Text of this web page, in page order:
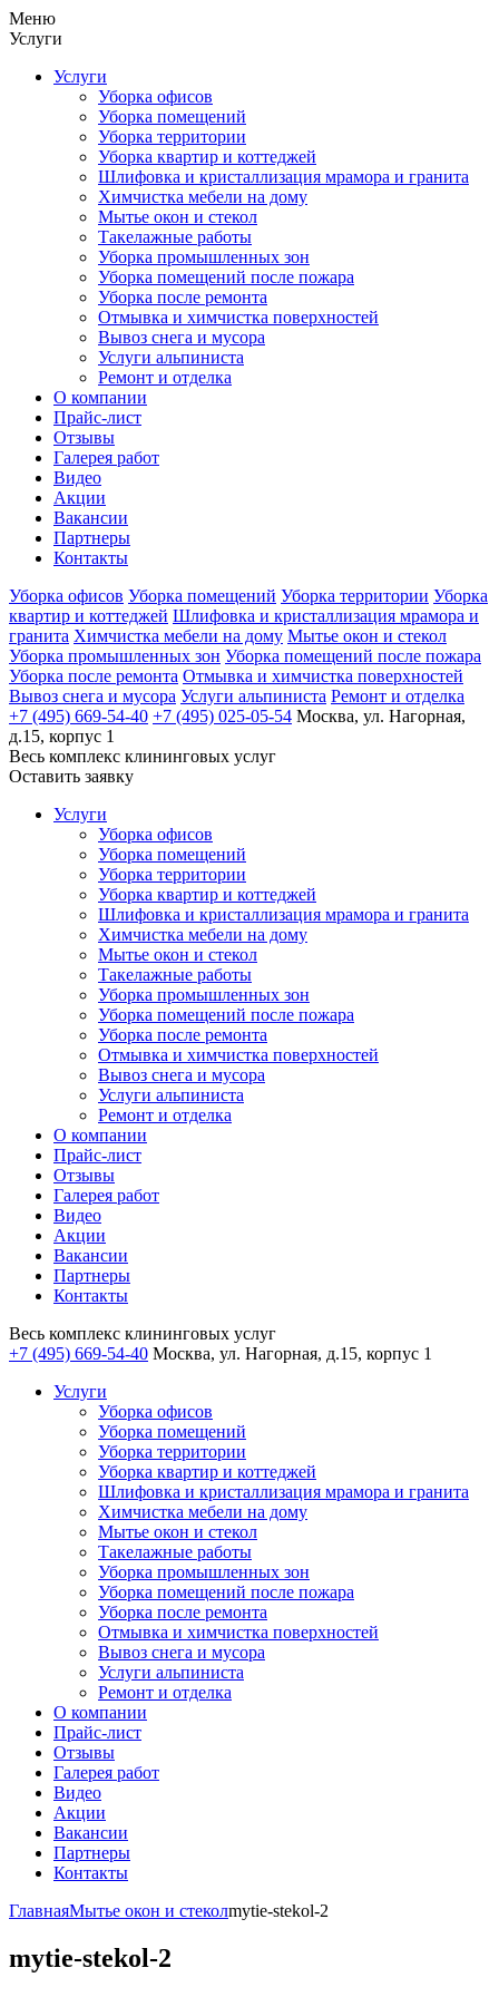
Меню
Услуги
Услуги
Уборка офисов
Уборка помещений
Уборка территории
Уборка квартир и коттеджей
Шлифовка и кристаллизация мрамора и гранита
Химчистка мебели на дому
Мытье окон и стекол
Такелажные работы
Уборка промышленных зон
Уборка помещений после пожара
Уборка после ремонта
Отмывка и химчистка поверхностей
Вывоз снега и мусора
Услуги альпиниста
Ремонт и отделка
О компании
Прайс-лист
Отзывы
Галерея работ
Видео
Акции
Вакансии
Партнеры
Контакты
Уборка офисов Уборка помещений Уборка территории Уборка
квартир и коттеджей Шлифовка и кристаллизация мрамора и
гранита Химчистка мебели на дому Мытье окон и стекол
Уборка промышленных зон Уборка помещений после пожара
Уборка после ремонта Отмывка и химчистка поверхностей
Вывоз снега и мусора Услуги альпиниста Ремонт и отделка
+7 (495) 669-54-40 +7 (495) 025-05-54 Москва, ул. Нагорная,
д.15, корпус 1
Весь комплекс клининговых услуг
Оставить заявку
Услуги
Уборка офисов
Уборка помещений
Уборка территории
Уборка квартир и коттеджей
Шлифовка и кристаллизация мрамора и гранита
Химчистка мебели на дому
Мытье окон и стекол
Такелажные работы
Уборка промышленных зон
Уборка помещений после пожара
Уборка после ремонта
Отмывка и химчистка поверхностей
Вывоз снега и мусора
Услуги альпиниста
Ремонт и отделка
О компании
Прайс-лист
Отзывы
Галерея работ
Видео
Акции
Вакансии
Партнеры
Контакты
Весь комплекс клининговых услуг
+7 (495) 669-54-40 Москва, ул. Нагорная, д.15, корпус 1
Услуги
Уборка офисов
Уборка помещений
Уборка территории
Уборка квартир и коттеджей
Шлифовка и кристаллизация мрамора и гранита
Химчистка мебели на дому
Мытье окон и стекол
Такелажные работы
Уборка промышленных зон
Уборка помещений после пожара
Уборка после ремонта
Отмывка и химчистка поверхностей
Вывоз снега и мусора
Услуги альпиниста
Ремонт и отделка
О компании
Прайс-лист
Отзывы
Галерея работ
Видео
Акции
Вакансии
Партнеры
Контакты
ГлавнаяМытье окон и стеколmytie-stekol-2
mytie-stekol-2